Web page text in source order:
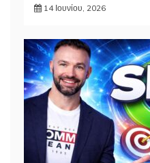
14 Ιουνίου, 2026